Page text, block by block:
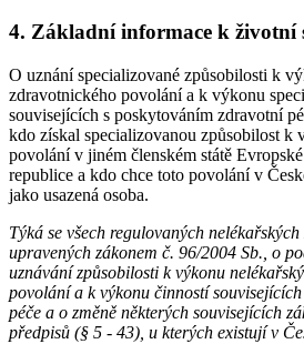
4. Základní informace k životní
O uznání specializované způsobilosti k
zdravotnického povolání a k výkonu
souvisejících s poskytováním zdravotní
kdo získal specializovanou způsobilost k
povolání v jiném členském státě
republice a kdo chce toto povolání v
jako usazená osoba.
Týká se všech regulovaných
upravených zákonem č. 96/2004 Sb., o
uznávání způsobilosti k výkonu
povolání a k výkonu činností
péče a o změně některých souvisejících
předpisů (§ 5 - 43), u kterých existují v